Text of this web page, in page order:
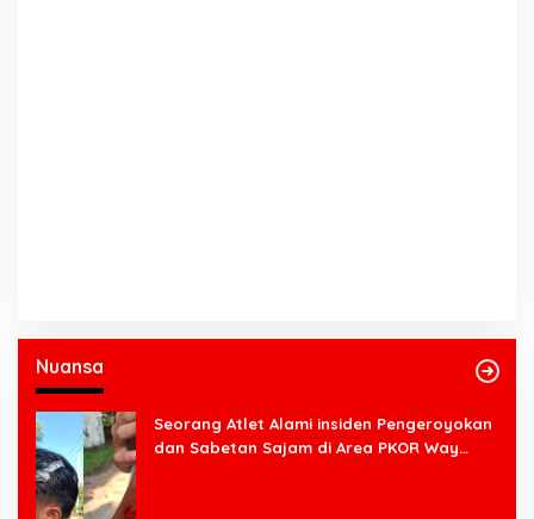
Nuansa
Seorang Atlet Alami insiden Pengeroyokan
dan Sabetan Sajam di Area PKOR Way